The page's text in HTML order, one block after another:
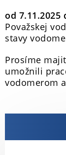
od 7.11.2025
Považskej
stavy
Prosíme
umožnili
vodomerom